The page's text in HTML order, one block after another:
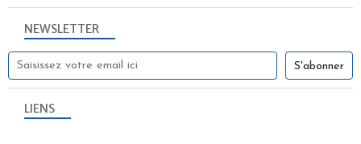
NEWSLETTER
LIENS